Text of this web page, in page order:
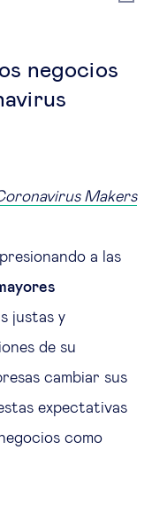
del comportamiento
futuro
negocios
Makers
a las
justas y
de su
cambiar sus
expectativas
como